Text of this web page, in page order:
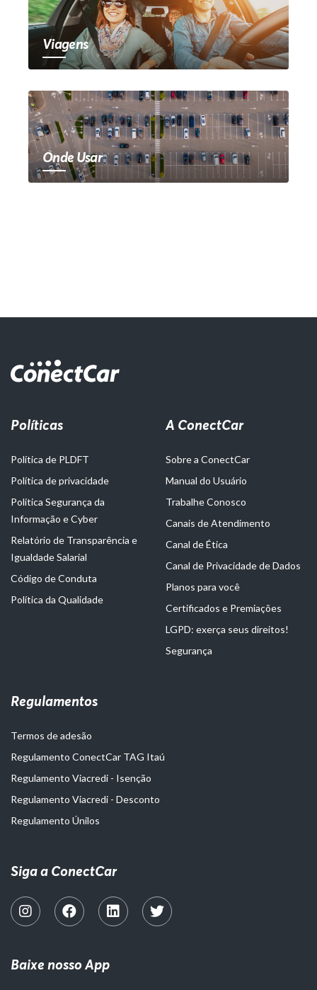
Viagens
Onde Usar
Políticas
Política de PLDFT
Política de privacidade
Política Segurança da
Informação e Cyber
Relatório de Transparência e
Igualdade Salarial
Código de Conduta
Política da Qualidade
A ConectCar
Sobre a ConectCar
Manual do Usuário
Trabalhe Conosco
Canais de Atendimento
Canal de Ética
Canal de Privacidade de Dados
Planos para você
Certificados e Premiações
LGPD: exerça seus direitos!
Segurança
Regulamentos
Termos de adesão
Regulamento ConectCar TAG Itaú
Regulamento Viacredi - Isenção
Regulamento Viacredi - Desconto
Regulamento Únilos
Siga a ConectCar
Baixe nosso App